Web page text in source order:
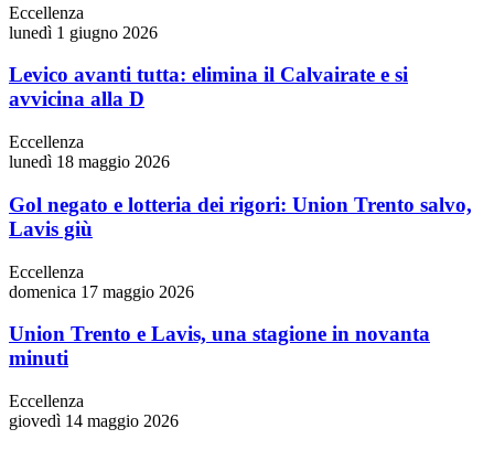
Eccellenza
lunedì 1 giugno 2026
Levico avanti tutta: elimina il Calvairate e si
avvicina alla D
Eccellenza
lunedì 18 maggio 2026
Gol negato e lotteria dei rigori: Union Trento salvo,
Lavis giù
Eccellenza
domenica 17 maggio 2026
Union Trento e Lavis, una stagione in novanta
minuti
Eccellenza
giovedì 14 maggio 2026